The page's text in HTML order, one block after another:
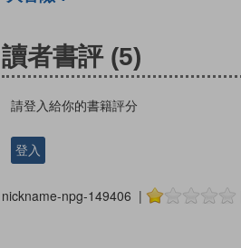
讀者書評 (5)
請登入給你的書籍評分
登入
nickname-npg-149406 |